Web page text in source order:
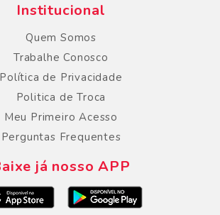
Institucional
Quem Somos
Trabalhe Conosco
Política de Privacidade
Politica de Troca
Meu Primeiro Acesso
Perguntas Frequentes
já nosso APP